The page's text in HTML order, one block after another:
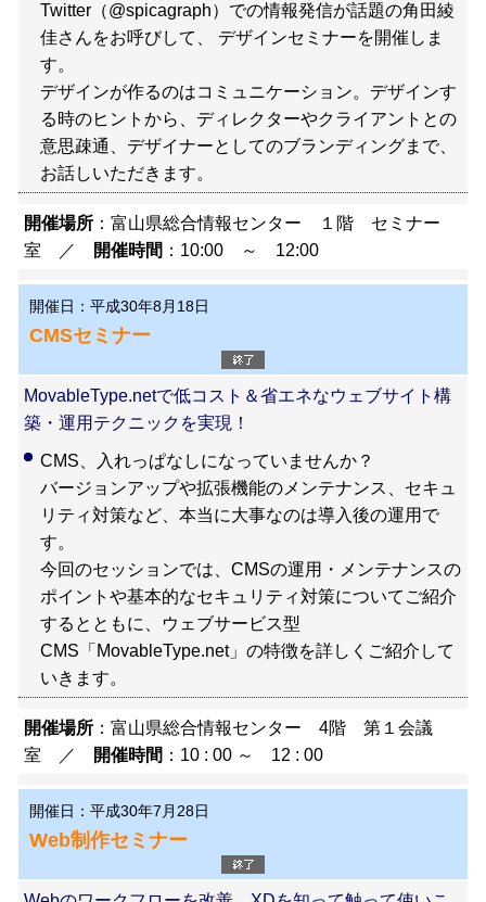
Twitter（@spicagraph）での情報発信が話題の角田綾
佳さんをお呼びして、 デザインセミナーを開催しま
す。
デザインが作るのはコミュニケーション。デザインす
る時のヒントから、ディレクターやクライアントとの
意思疎通、デザイナーとしてのブランディングまで、
お話しいただきます。
開催場所 ：富山県総合情報センター １階 セミナー
室 ／
開催時間 ：10:00 ～ 12:00
開催日：平成30年8月18日
CMSセミナー
MovableType.netで低コスト＆省エネなウェブサイト構
築・運用テクニックを実現！
CMS、入れっぱなしになっていませんか？
バージョンアップや拡張機能のメンテナンス、セキュ
リティ対策など、本当に大事なのは導入後の運用で
す。
今回のセッションでは、CMSの運用・メンテナンスの
ポイントや基本的なセキュリティ対策についてご紹介
するとともに、ウェブサービス型
CMS「MovableType.net」の特徴を詳しくご紹介して
いきます。
開催場所 ：富山県総合情報センター 4階 第１会議
室 ／
開催時間 ：10 : 00 ～ 12 : 00
開催日：平成30年7月28日
Web制作セミナー